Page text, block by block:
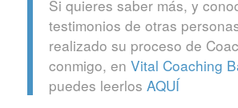
Si quieres saber más, y
testimonios de otras
realizado su proceso de
conmigo, en Vital Coaching
puedes leerlos AQUÍ